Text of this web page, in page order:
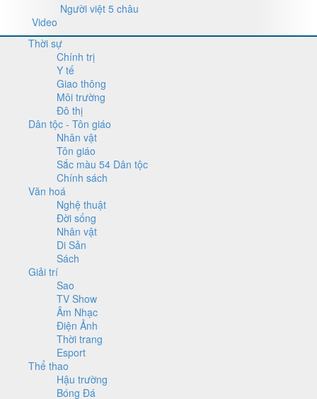
Người việt 5 châu
Video
Thời sự
Chính trị
Y tế
Giao thông
Môi trường
Đô thị
Dân tộc - Tôn giáo
Nhân vật
Tôn giáo
Sắc màu 54 Dân tộc
Chính sách
Văn hoá
Nghệ thuật
Đời sống
Nhân vật
Di Sản
Sách
Giải trí
Sao
TV Show
Âm Nhạc
Điện Ảnh
Thời trang
Esport
Thể thao
Hậu trường
Bóng Đá